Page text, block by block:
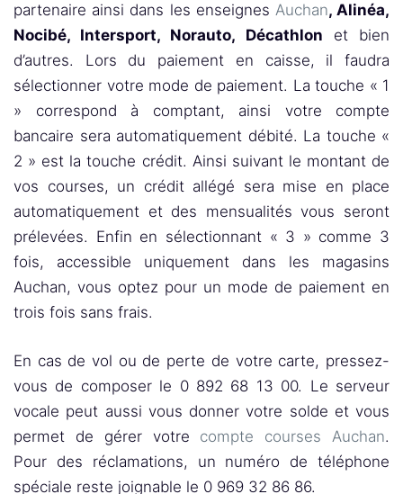
partenaire ainsi dans les enseignes Auchan, Alinéa,
Nocibé, Intersport, Norauto, Décathlon et bien
d’autres. Lors du paiement en caisse, il faudra
sélectionner votre mode de paiement. La touche « 1
» correspond à comptant, ainsi votre compte
bancaire sera automatiquement débité. La touche «
2 » est la touche crédit. Ainsi suivant le montant de
vos courses, un crédit allégé sera mise en place
automatiquement et des mensualités vous seront
prélevées. Enfin en sélectionnant « 3 » comme 3
fois, accessible uniquement dans les magasins
Auchan, vous optez pour un mode de paiement en
trois fois sans frais.
En cas de vol ou de perte de votre carte, pressez-
vous de composer le 0 892 68 13 00. Le serveur
vocale peut aussi vous donner votre solde et vous
permet de gérer votre compte courses Auchan.
Pour des réclamations, un numéro de téléphone
spéciale reste joignable le 0 969 32 86 86.